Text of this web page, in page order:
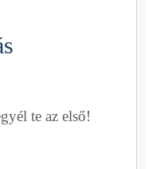
te az első!